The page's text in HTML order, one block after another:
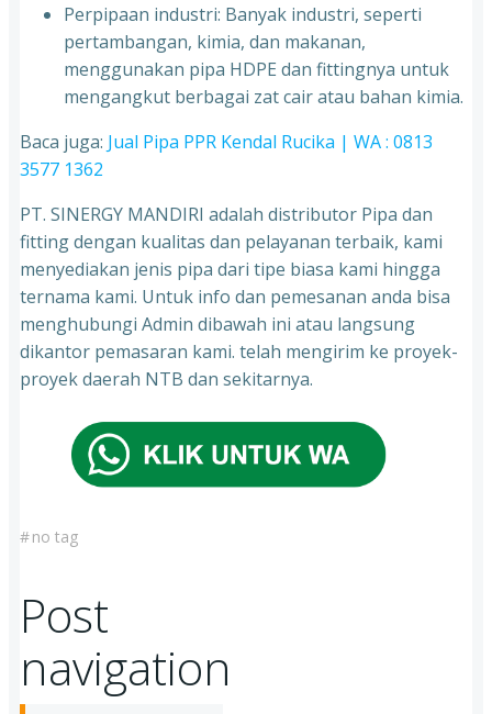
Perpipaan industri: Banyak industri, seperti
pertambangan, kimia, dan makanan,
menggunakan pipa HDPE dan fittingnya untuk
mengangkut berbagai zat cair atau bahan kimia.
Baca juga: Jual Pipa PPR Kendal Rucika | WA : 0813
3577 1362
PT. SINERGY MANDIRI adalah distributor Pipa dan
fitting dengan kualitas dan pelayanan terbaik, kami
menyediakan jenis pipa dari tipe biasa kami hingga
ternama kami. Untuk info dan pemesanan anda bisa
menghubungi Admin dibawah ini atau langsung
dikantor pemasaran kami. telah mengirim ke proyek-
proyek daerah NTB dan sekitarnya.
#no tag
Post
navigation